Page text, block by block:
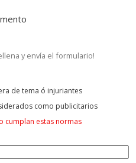
y envía el formulario!
de tema ó injuriantes
como publicitarios
cumplan estas normas